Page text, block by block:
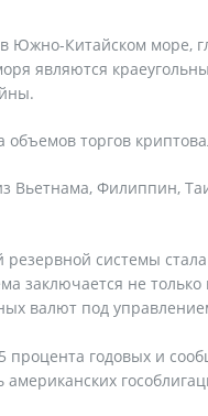
Южно-Китайском море,
являются
объемов торгов
Вьетнама, Филиппин,
резервной системы
заключается не только
валют под
годовых и